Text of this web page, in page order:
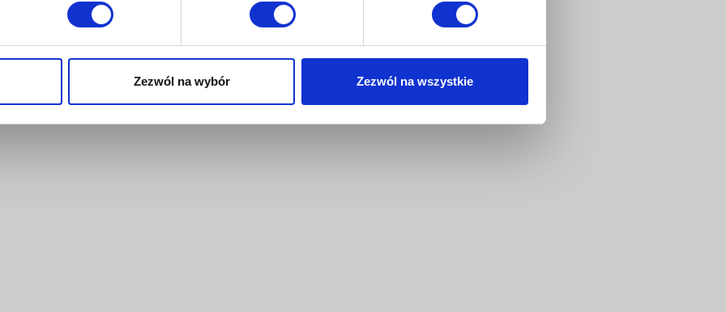
Zezwól na wybór Zezwól na wszystkie